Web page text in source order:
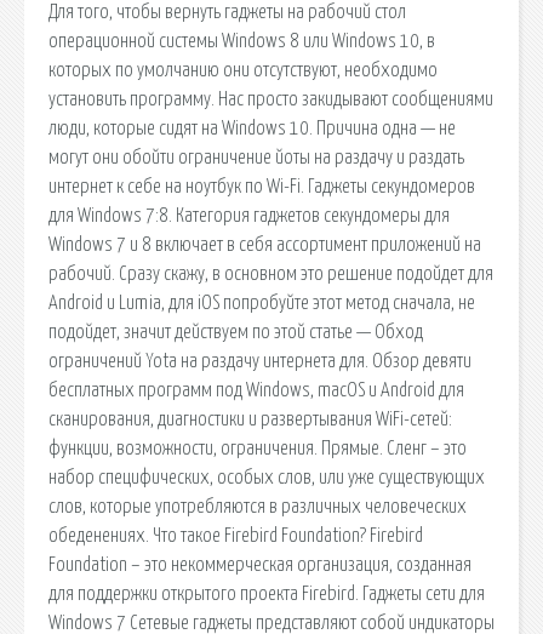
Для того, чтобы вернуть гаджеты на рабочий стол
операционной системы Windows 8 или Windows 10, в
которых по умолчанию они отсутствуют, необходимо
установить программу. Нас просто закидывают сообщениями
люди, которые сидят на Windows 10. Причина одна — не
могут они обойти ограничение йоты на раздачу и раздать
интернет к себе на ноутбук по Wi-Fi. Гаджеты секундомеров
для Windows 7:8. Категория гаджетов секундомеры для
Windows 7 и 8 включает в себя ассортимент приложений на
рабочий. Сразу скажу, в основном это решение подойдет для
Android и Lumia, для iOS попробуйте этот метод сначала, не
подойдет, значит действуем по этой статье — Обход
ограничений Yota на раздачу интернета для. Обзор девяти
бесплатных программ под Windows, macOS и Android для
сканирования, диагностики и развертывания WiFi-сетей:
функции, возможности, ограничения. Прямые. Сленг – это
набор специфических, особых слов, или уже существующих
слов, которые употребляются в различных человеческих
обеденениях. Что такое Firebird Foundation? Firebird
Foundation – это некоммерческая организация, созданная
для поддержки открытого проекта Firebird. Гаджеты сети для
Windows 7 Сетевые гаджеты представляют собой индикаторы